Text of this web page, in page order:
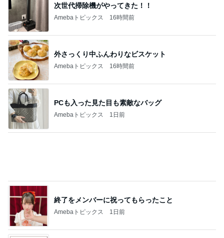
次世代掃除機がやってきた！！
Amebaトピックス 16時間前
外さっくり中ふんわりなビスケット
Amebaトピックス 16時間前
PCも入った見た目も素敵なバッグ
Amebaトピックス 1日前
退院の夜に大きな発作で逆戻り
Amebaトピックス 23時間前